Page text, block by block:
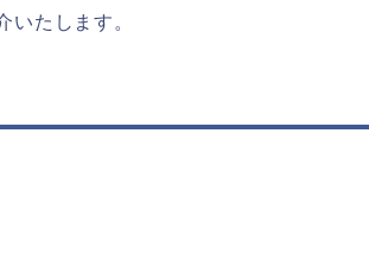
いたします。